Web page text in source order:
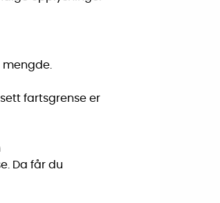
fartsgrense er
Da får du